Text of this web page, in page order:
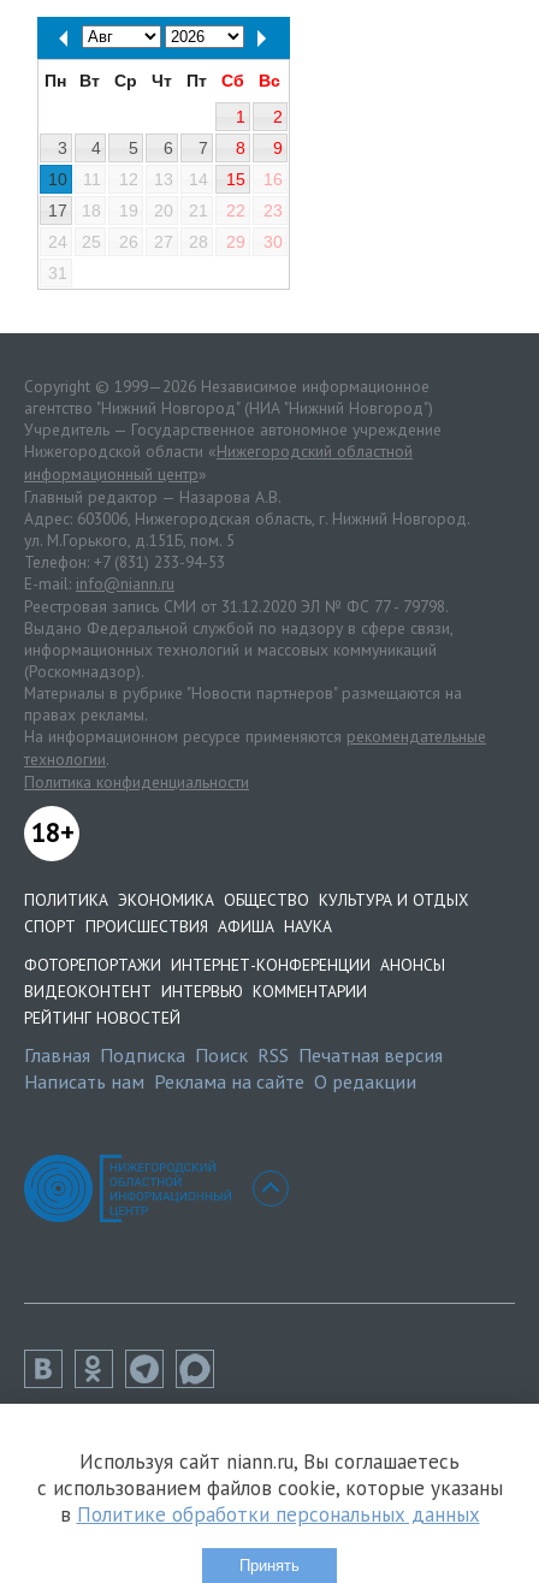
Пн Вт Ср Чт Пт Сб
Вс
1
2
3
4 5 6 7 8
9
10
11 12 13 14 15
16
17
18 19 20 21 22
23
24
25 26 27 28 29
30
31
Copyright © 1999—2026 Независимое информационное
агентство "Нижний Новгород" (НИА "Нижний Новгород")
Учредитель — Государственное автономное учреждение
Нижегородской области «Нижегородский областной
информационный центр»
Главный редактор — Назарова А.В.
Адрес: 603006, Нижегородская область, г. Нижний Новгород.
ул. М.Горького, д.151Б, пом. 5
Телефон: +7 (831) 233-94-53
E-mail: info@niann.ru
Реестровая запись СМИ от 31.12.2020 ЭЛ № ФС 77 - 79798.
Выдано Федеральной службой по надзору в сфере связи,
информационных технологий и массовых коммуникаций
(Роскомнадзор).
Материалы в рубрике "Новости партнеров" размещаются на
правах рекламы.
На информационном ресурсе применяются рекомендательные
технологии.
Политика конфиденциальности
18+
ПОЛИТИКА ЭКОНОМИКА ОБЩЕСТВО КУЛЬТУРА И ОТДЫХ
СПОРТ ПРОИСШЕСТВИЯ АФИША НАУКА
ФОТОРЕПОРТАЖИ ИНТЕРНЕТ-КОНФЕРЕНЦИИ АНОНСЫ
ВИДЕОКОНТЕНТ ИНТЕРВЬЮ КОММЕНТАРИИ
РЕЙТИНГ НОВОСТЕЙ
Главная Подписка Поиск RSS Печатная версия
Написать нам Реклама на сайте О редакции
Используя сайт niann.ru, Вы соглашаетесь
с использованием файлов cookie, которые указаны
в Политике обработки персональных данных
Принять